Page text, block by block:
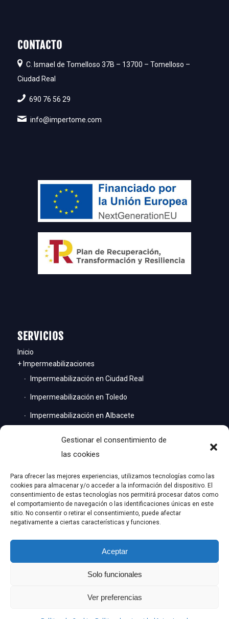
Gestionar el consentimiento de
las cookies
Para ofrecer las mejores experiencias, utilizamos tecnologías como las
cookies para almacenar y/o acceder a la información del dispositivo. El
consentimiento de estas tecnologías nos permitirá procesar datos como
el comportamiento de navegación o las identificaciones únicas en este
sitio. No consentir o retirar el consentimiento, puede afectar
negativamente a ciertas características y funciones.
Aceptar
Solo funcionales
Ver preferencias
CONTACTO
C. Ismael de Tomelloso 37B – 13700 – Tomelloso –
Ciudad Real
690 76 56 29
info@impertome.com
SERVICIOS
Inicio
+ Impermeabilizaciones
Impermeabilización en Ciudad Real
Impermeabilización en Toledo
Impermeabilización en Albacete
Impermeabilización en Jaén
Quiénes somos
Servicios
Trabajos
Contacto
Nuevas Ideas Web